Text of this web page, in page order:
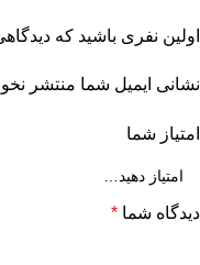
اولین نفری باشید که دیدگاهی را ارسال
نشانی ایمیل شما منتشر
امتیاز شما
دیدگاه شما *